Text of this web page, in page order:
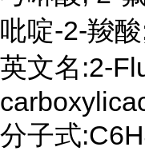
吡啶-2-羧
英文名:2-
分子式